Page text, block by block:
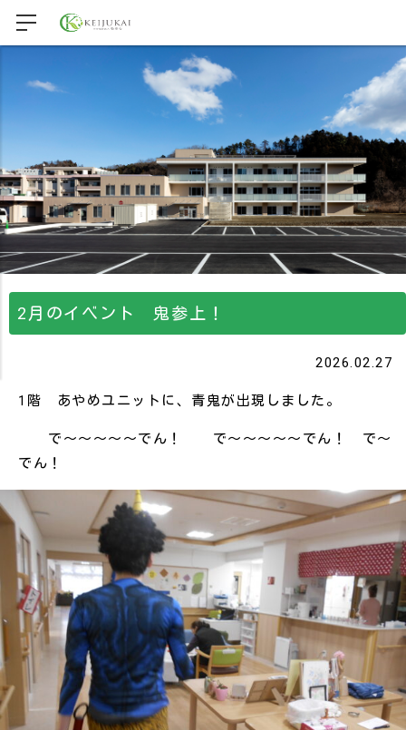
2月のイベント 鬼参上！
2026.02.27
1階 あやめユニットに、青鬼が出現しました。
で～～～～～でん！ で～～～～～でん！ で～
でん！